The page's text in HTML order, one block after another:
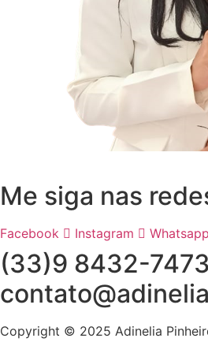
Me siga nas
Facebook Instagram Whatsapp
(33)9 8432-7473
Copyright © 2025 Adinelia